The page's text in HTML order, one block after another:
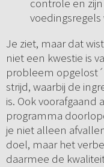
controle en zijn
voedingsregels
Je ziet, maar dat
niet een kwestie is
probleem
strijd, waarbij de
is. Ook
programma
je niet alleen
doel, maar het
daarmee de